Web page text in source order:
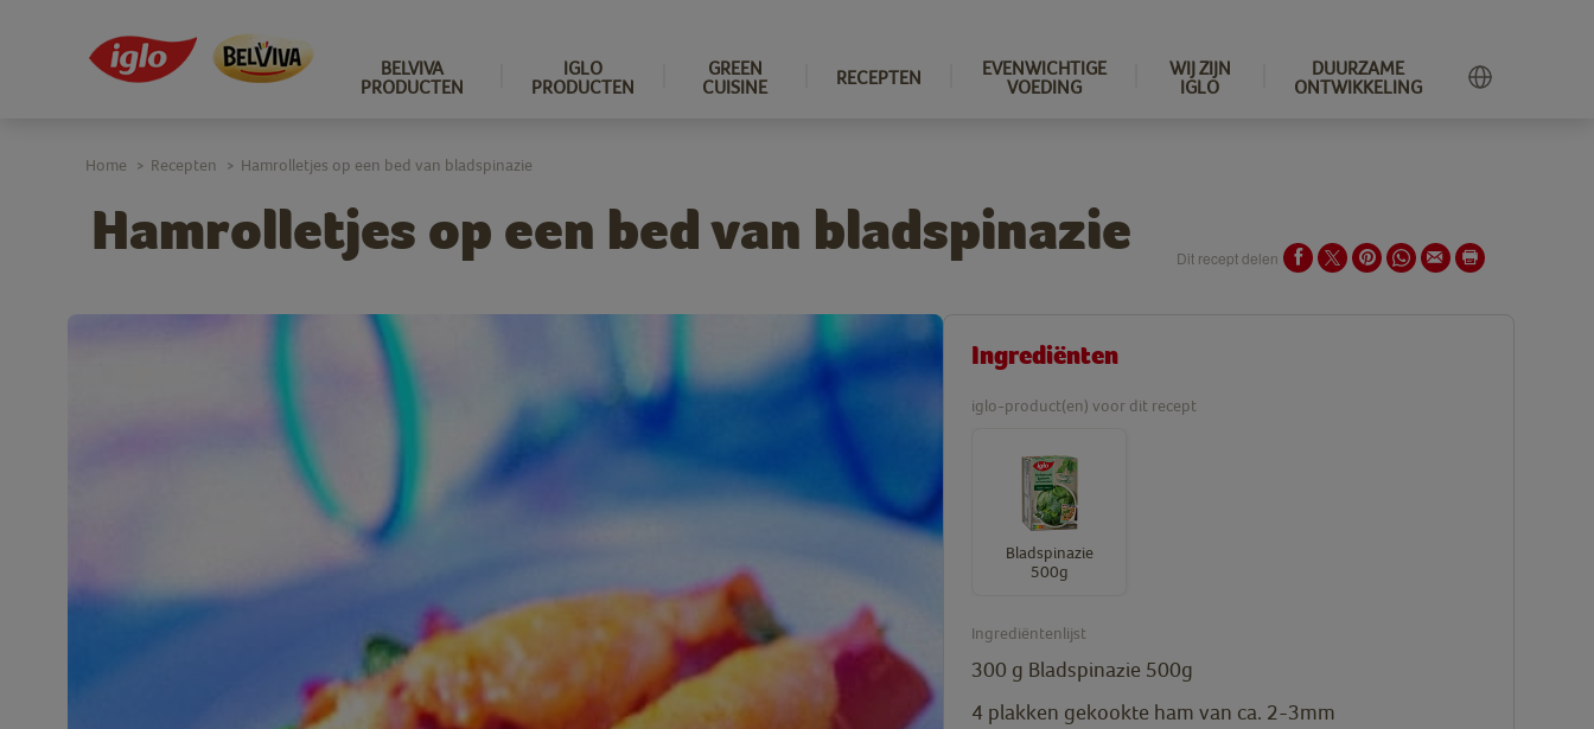
BELVIVA
PRODUCTEN
IGLO
PRODUCTEN
GREEN
CUISINE
RECEPTEN
EVENWICHTIGE
VOEDING
WIJ ZIJN
IGLO
DUURZAME
ONTWIKKELING
Hamrolletjes op een bed van bladspinazie Dit recept delen
Home > Recepten > Hamrolletjes op een bed van bladspinazie
Ingrediënten
iglo-product(en) voor dit recept
Bladspinazie
500g
Ingrediëntenlijst
300 g Bladspinazie 500g
4 plakken gekookte ham van ca. 2-3mm